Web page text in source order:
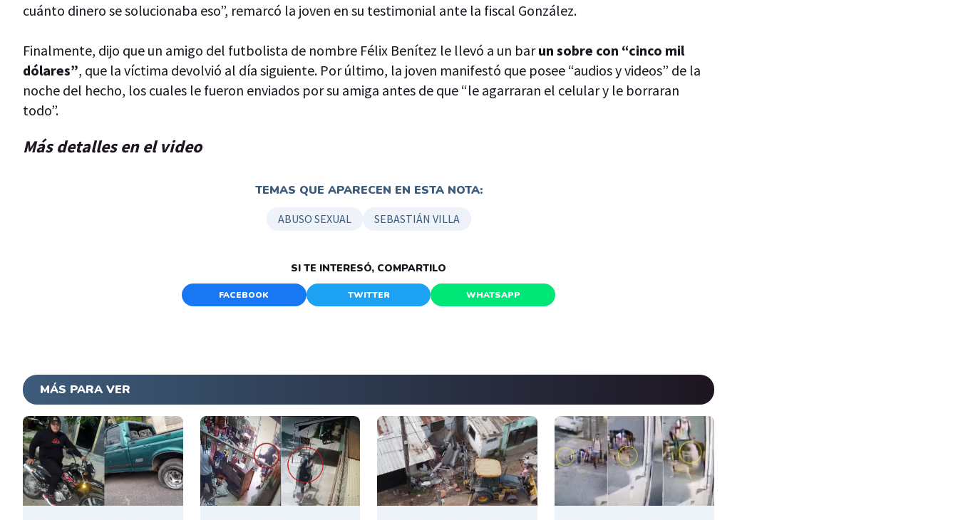
cuánto dinero se solucionaba eso”, remarcó la joven en su testimonial ante la fiscal González.
Finalmente, dijo que un amigo del futbolista de nombre Félix Benítez le llevó a un barun sobre con “cinco mil
dólares”, que la víctima devolvió al día siguiente. Por último, la joven manifestó que posee “audios y videos” de la
noche del hecho, los cuales le fueron enviados por su amiga antes de que “le agarraran el celular y le borraran
todo”.
Más detalles en el video
TEMAS QUE APARECEN EN ESTA NOTA:
ABUSO SEXUAL SEBASTIÁN VILLA
SI TE INTERESÓ, COMPARTILO
FACEBOOK TWITTER WHATSAPP
MÁS PARA VER